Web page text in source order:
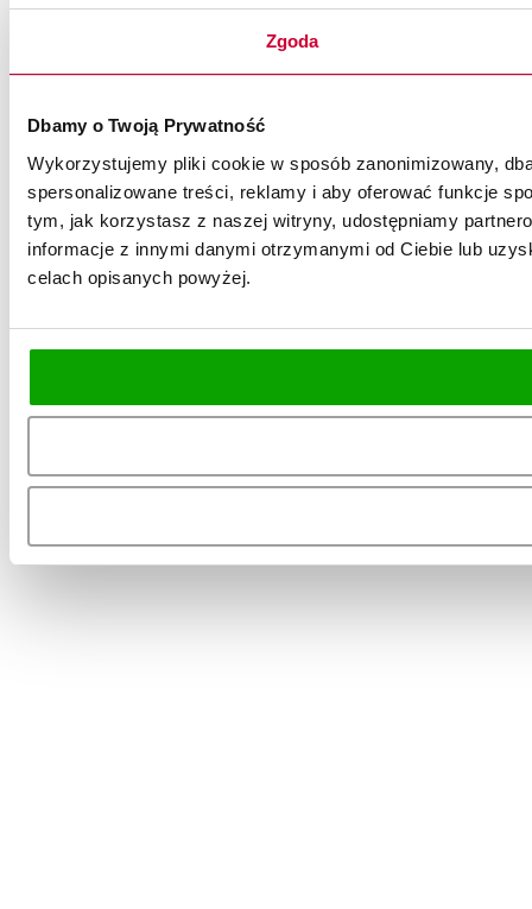
Zgoda
Dbamy o Twoją Prywatność
Wykorzystujemy pliki cookie w sposób zanonimizowany,
spersonalizowane treści, reklamy i aby oferować funkcje
tym, jak korzystasz z naszej witryny, udostępniamy
informacje z innymi danymi otrzymanymi od Ciebie lub
celach opisanych powyżej.